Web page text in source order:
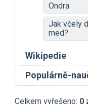
Ondra
Jak včely
med?
Wikipedie
Populárně-
Celkem vyřešeno: 0